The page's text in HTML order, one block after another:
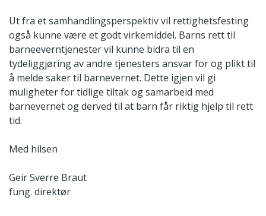
Ut fra et samhandlingsperspektiv vil rettighetsfesting
også kunne være et godt virkemiddel. Barns rett til
barneeverntjenester vil kunne bidra til en
tydeliggjøring av andre tjenesters ansvar for og plikt til
å melde saker til barnevernet. Dette igjen vil gi
muligheter for tidlige tiltak og samarbeid med
barnevernet og derved til at barn får riktig hjelp til rett
tid.
Med hilsen
Geir Sverre Braut
fung. direktør